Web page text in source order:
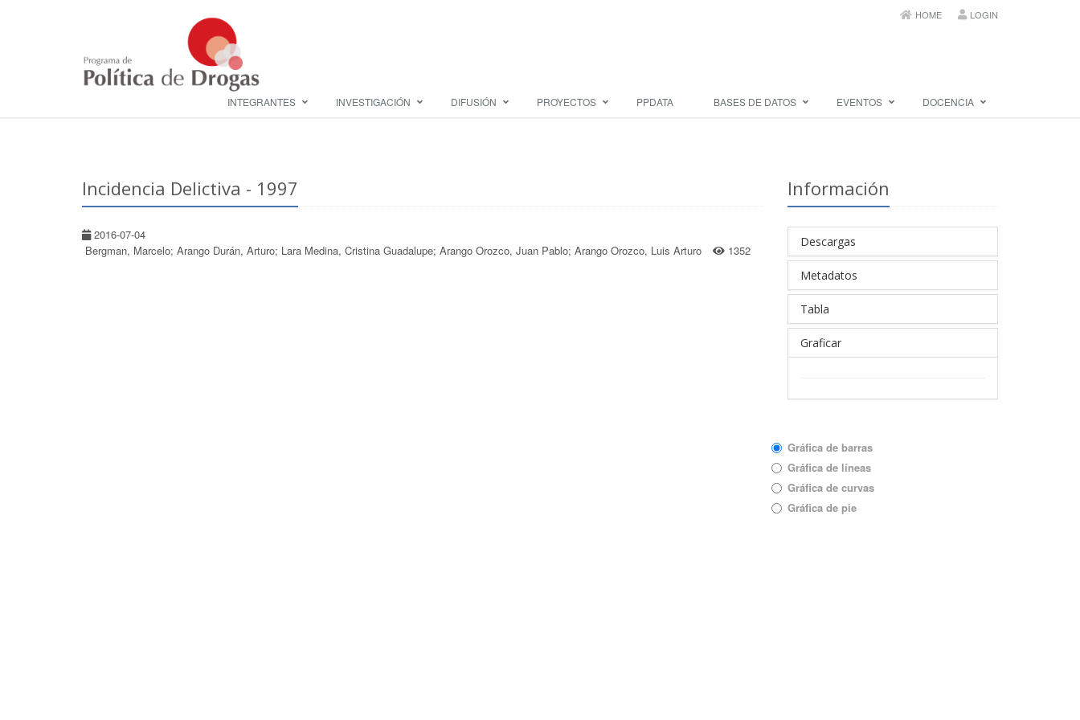
HOME LOGIN
INTEGRANTES INVESTIGACIÓN DIFUSIÓN PROYECTOS PPDATA BASES DE DATOS EVENTOS DOCENCIA
Incidencia Delictiva - 1997
2016-07-04
Bergman, Marcelo; Arango Durán, Arturo; Lara Medina, Cristina Guadalupe; Arango Orozco, Juan Pablo; Arango Orozco, Luis Arturo
1352
Información
Descargas
Metadatos
Tabla
Graficar
Gráfica de barras
Gráfica de líneas
Gráfica de curvas
Gráfica de pie